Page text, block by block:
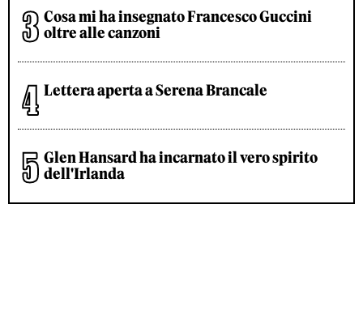
Cosa mi ha insegnato Francesco Guccini
oltre alle canzoni
Lettera aperta a Serena Brancale
Glen Hansard ha incarnato il vero spirito
dell'Irlanda